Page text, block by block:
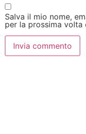
Salva il mio nome,
per la prossima volta